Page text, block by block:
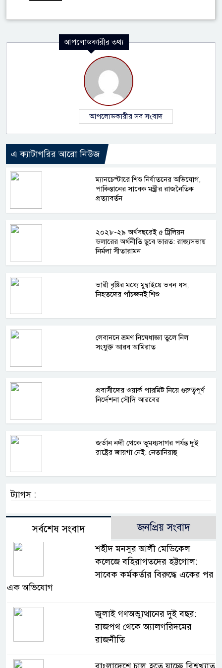
আপলোডকারীর তথ্য
আপলোডকারীর সব সংবাদ
এ ক্যাটাগরির আরো নিউজ
ম্যানচেস্টারে শিশু নির্যাতনের অভিযোগ,
পাকিস্তানের সাবেক মন্ত্রীর রাজনৈতিক
প্রত্যাবর্তন
২০২৮-২৯ অর্থবছরেই ৫ ট্রিলিয়ন
ডলারের অর্থনীতি ছুবে ভারত: রাজ্যসভায়
নির্মলা সীতারামন
ভারী বৃষ্টির মধ্যে মুম্বাইয়ে ভবন ধস,
নিহতদের পাঁচজনই শিশু
লেবাননে ভ্রমণ নিষেধাজ্ঞা তুলে নিল
সংযুক্ত আরব আমিরাত
প্রবাসীদের ওয়ার্ক পারমিট নিয়ে গুরুত্বপূর্ণ
নির্দেশনা সৌদি আরবের
জর্ডান নদী থেকে ভূমধ্যসাগর পর্যন্ত দুই
রাষ্ট্রের জায়গা নেই: নেতানিয়াহু
ট্যাগস :
সর্বশেষ সংবাদ জনপ্রিয় সংবাদ
শহীদ মনসুর আলী মেডিকেল
কলেজে বহিরাগতদের হট্টগোল:
সাবেক কর্মকর্তার বিরুদ্ধে একের পর
এক অভিযোগ
জুলাই গণঅভ্যুত্থানের দুই বছর:
রাজপথ থেকে অ্যালগরিদমের
রাজনীতি